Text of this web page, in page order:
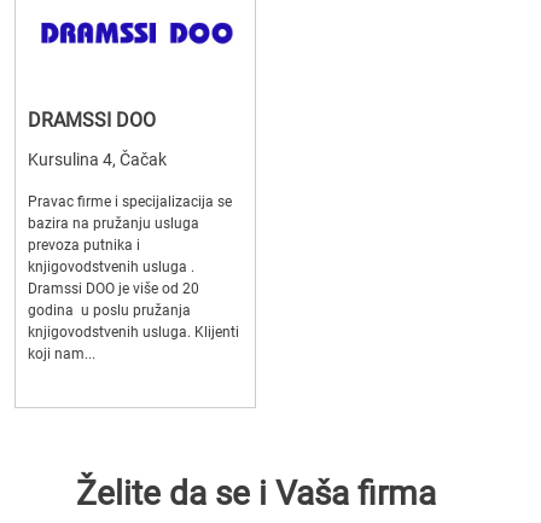
DRAMSSI DOO
Kursulina 4, Čačak
Pravac firme i specijalizacija se
bazira na pružanju usluga
prevoza putnika i
knjigovodstvenih usluga .
Dramssi DOO je više od 20
godina u poslu pružanja
knjigovodstvenih usluga. Klijenti
koji nam...
Želite da se i Vaša firma